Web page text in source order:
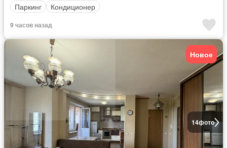
Паркинг
Кондиционер
9 часов назад
14фото
Новое